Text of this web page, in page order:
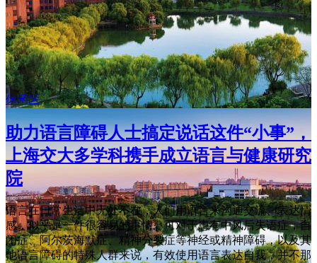
休闲区
助力语言障碍人士搞定说话这件“小事”，
上海交大多学科携手成立语言与健康研究
院
语言在日常生活中无处不在，人们用语言来沟通交流、表达情
感，似乎是一件很容易的事情。可对于患有中风后失语症，自
闭症、阿尔茨海默症、精神分裂症等神经或精神障碍，以及其
他语言障碍的特殊人群来说，有效使用语言表达自我，并不那